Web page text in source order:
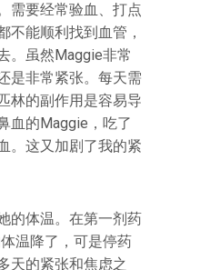
需要经常验血、打点
不能顺利找到血管，
。虽然Maggie非常
是非常紧张。每天需
林的副作用是容易导
血的Maggie，吃了
。这又加剧了我的紧
的体温。在第一剂药
温降了，可是停药
天的紧张和焦虑之